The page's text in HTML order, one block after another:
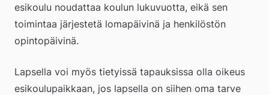
esikoulu noudattaa koulun lukuvuotta, eikä sen
toimintaa järjestetä lomapäivinä ja henkilöstön
opintopäivinä.
Lapsella voi myös tietyissä tapauksissa olla oikeus
esikoulupaikkaan, jos lapsella on siihen oma tarve